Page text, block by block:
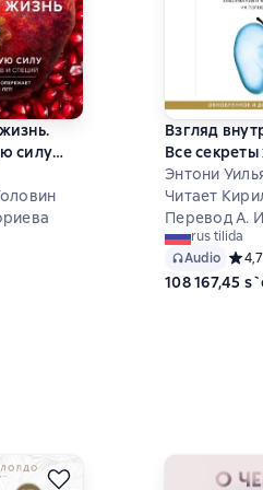
силу
трав и
4,5 на основе 98 оценок
Взгляд
Все
и
полного
Энтони
Читает
Перевод А.
rus tilida
Audio
4,7
108 167,45